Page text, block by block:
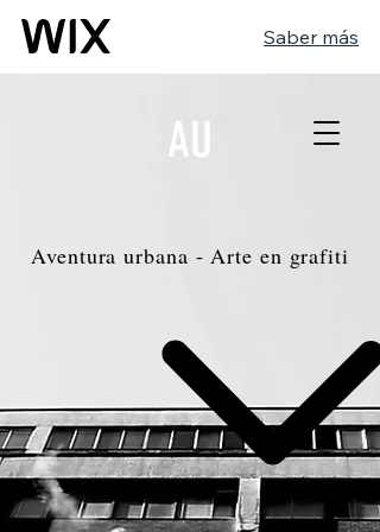
Saber más